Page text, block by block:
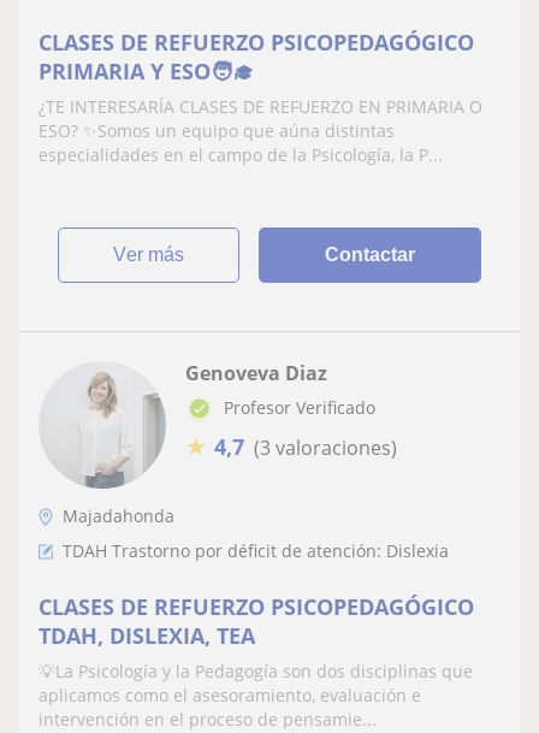
CLASES DE REFUERZO PSICOPEDAGÓGICO
PRIMARIA Y ESO🧑‍🎓
¿TE INTERESARÍA CLASES DE REFUERZO EN PRIMARIA O
ESO? ✨Somos un equipo que aúna distintas
especialidades en el campo de la Psicología, la P...
ver más Contactar
Genoveva Diaz
Profesor Verificado
★ 4,7 (3 valoraciones)
Majadahonda
TDAH Trastorno por déficit de atención: Dislexia
CLASES DE REFUERZO PSICOPEDAGÓGICO
TDAH, DISLEXIA, TEA
💡La Psicología y la Pedagogía son dos disciplinas que
aplicamos como el asesoramiento, evaluación e
intervención en el proceso de pensamie...